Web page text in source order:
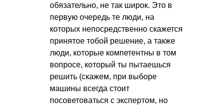
обязательно, не так широк. Это в
первую очередь те люди, на
которых непосредственно скажется
принятое тобой решение, а также
люди, которые компетентны в том
вопросе, который ты пытаешься
решить (скажем, при выборе
машины всегда стоит
посоветоваться с экспертом, но